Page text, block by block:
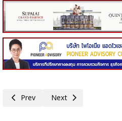
Previous article: สรรพากร เตือนภัย!
Prev Next article: กรมสรรพ
Next